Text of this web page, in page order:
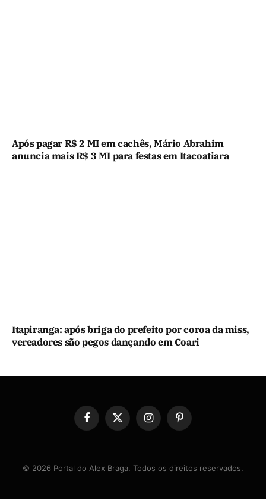
Após pagar R$ 2 MI em cachês, Mário Abrahim
anuncia mais R$ 3 MI para festas em Itacoatiara
Itapiranga: após briga do prefeito por coroa da miss,
vereadores são pegos dançando em Coari
Facebook
X
InstagramPinterest
© 2026 Portal do Alex Braga. Todos os direitos reservados.